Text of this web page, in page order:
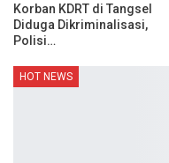
Korban KDRT di Tangsel
Diduga Dikriminalisasi,
Polisi…
HOT NEWS